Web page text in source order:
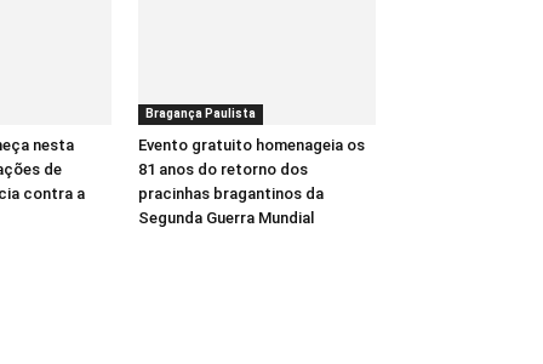
nesta
de
contra a
Bragança Paulista
Evento gratuito homenageia os
81 anos do retorno dos
pracinhas bragantinos da
Segunda Guerra Mundial